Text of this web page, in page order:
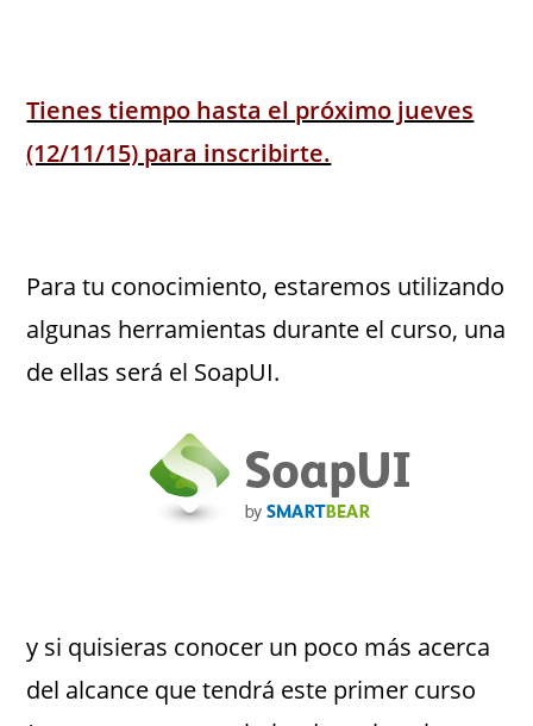
Tienes tiempo hasta el próximo jueves
(12/11/15) para inscribirte.
Para tu conocimiento, estaremos utilizando
algunas herramientas durante el curso, una
de ellas será el SoapUI.
y si quisieras conocer un poco más acerca
del alcance que tendrá este primer curso